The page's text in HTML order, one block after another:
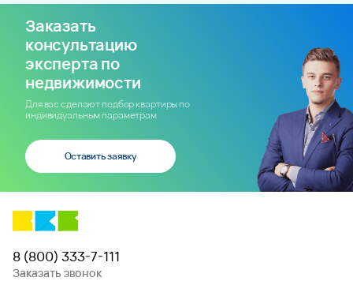
Заказать
консультацию
эксперта по
недвижимости
Для вас сделают подбор квартиры по
индивидуальным параметрам
Оставить заявку
8 (800) 333-7-111
Заказать звонок